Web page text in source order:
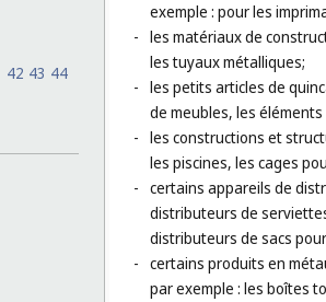
42 43 44
exemple : pour les
- les matériaux de
les tuyaux métalliques;
- les petits articles de
de meubles, les
- les constructions et
les piscines, les cages
- certains appareils de
distributeurs de
distributeurs de sacs
- certains produits en
par exemple : les boîtes